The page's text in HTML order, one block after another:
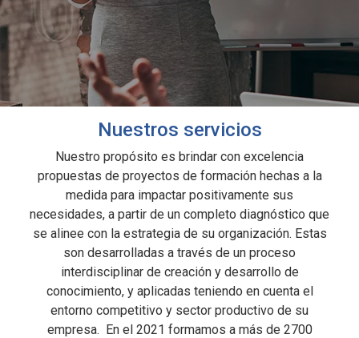
Nuestros servicios
Nuestro propósito es brindar con excelencia
propuestas de proyectos de formación hechas a la
medida para impactar positivamente sus
necesidades, a partir de un completo diagnóstico que
se alinee con la estrategia de su organización. Estas
son desarrolladas a través de un proceso
interdisciplinar de creación y desarrollo de
conocimiento, y aplicadas teniendo en cuenta el
entorno competitivo y sector productivo de su
empresa. En el 2021 formamos a más de 2700